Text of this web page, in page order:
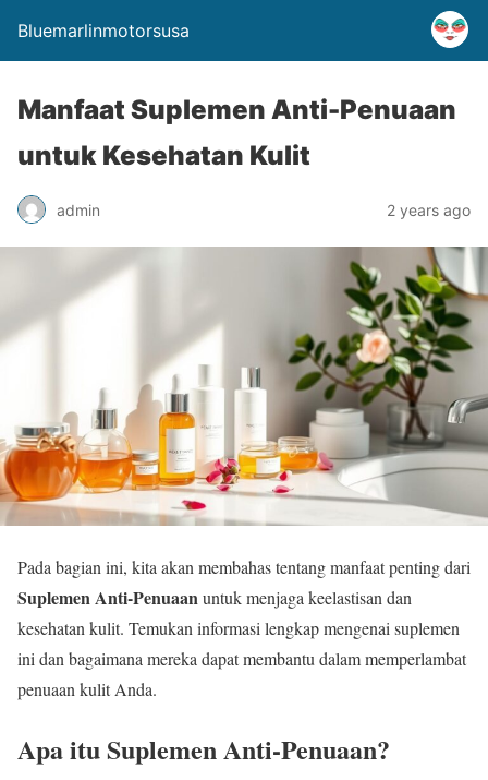
Bluemarlinmotorsusa
Manfaat Suplemen Anti-Penuaan
untuk Kesehatan Kulit
admin 2 years ago
Pada bagian ini, kita akan membahas tentang manfaat penting dari
Suplemen Anti-Penuaanuntuk menjaga keelastisan dan
kesehatan kulit. Temukan informasi lengkap mengenai suplemen
ini dan bagaimana mereka dapat membantu dalam memperlambat
penuaan kulit Anda.
Apa itu Suplemen Anti-Penuaan?